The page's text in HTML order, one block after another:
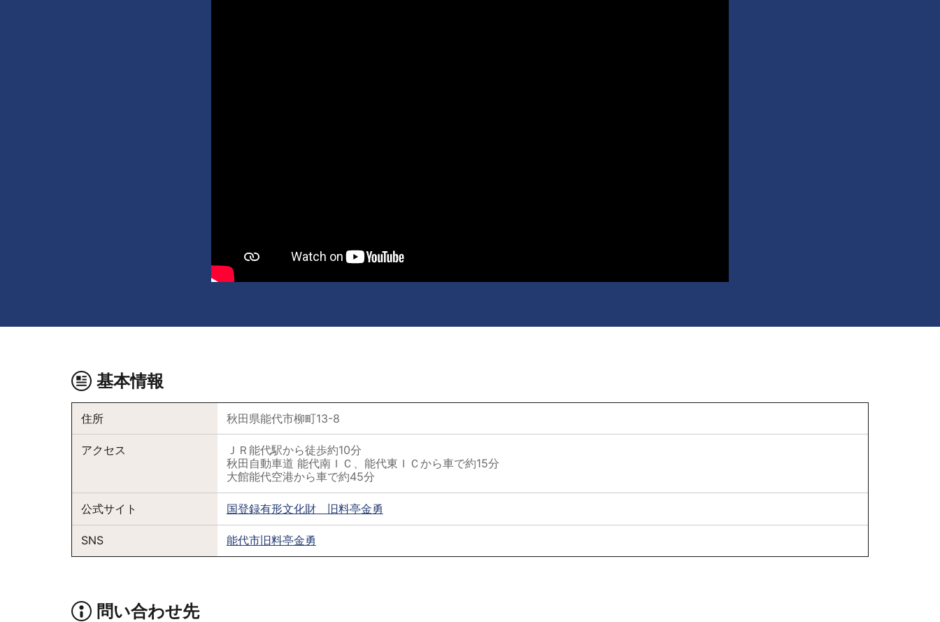
基本情報
住所 秋田県能代市柳町13-8
アクセス
ＪＲ能代駅から徒歩約10分
秋田自動車道 能代南ＩＣ、能代東ＩＣから車で約15分
大館能代空港から車で約45分
公式サイト 国登録有形文化財 旧料亭金勇
SNS 能代市旧料亭金勇
問い合わせ先